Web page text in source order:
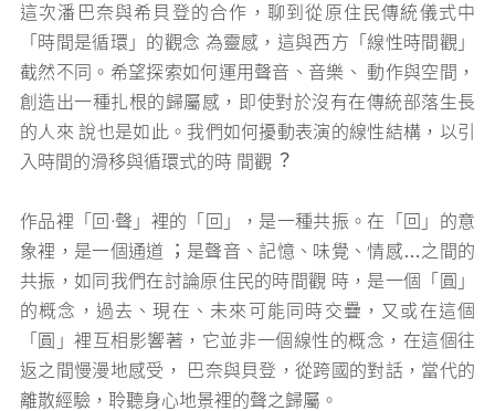
這次潘巴奈與希⾙登的合作，聊到從原住民傳統儀式中
「時間是循環」的觀念 為靈感，這與西⽅「線性時間觀」
截然不同。希望探索如何運⽤聲⾳、⾳樂、 動作與空間，
創造出⼀種扎根的歸屬感，即使對於沒有在傳統部落⽣長
的⼈來 說也是如此。我們如何擾動表演的線性結構，以引
入時間的滑移與循環式的時 間觀︖
作品裡「回·聲」裡的「回」，是⼀種共振。在「回」的意
象裡，是⼀個通道︔ 是聲⾳、記憶、味覺、情感…之間的
共振，如同我們在討論原住民的時間觀 時，是⼀個「圓」
的概念，過去、現在、未來可能同時交疊，又或在這個
「圓」裡互相影響著，它並非⼀個線性的概念，在這個往
返之間慢漫地感受， 巴奈與⾙登，從跨國的對話，當代的
離散經驗，聆聽⾝⼼地景裡的聲之歸屬。